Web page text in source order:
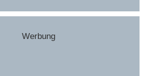
Werbung